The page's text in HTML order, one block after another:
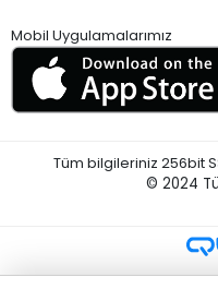
Mobil Uygulamalarımız
Tüm bilgileriniz 256bit
© 2024